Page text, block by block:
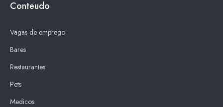
Conteudo
Vagas de emprego
Bares
Restaurantes
Pets
Medicos